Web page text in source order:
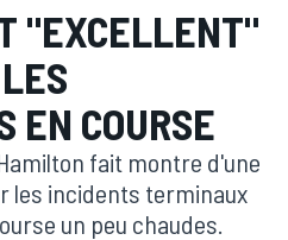
"EXCELLENT"
EN COURSE
fait montre d'une
les incidents terminaux
un peu chaudes.